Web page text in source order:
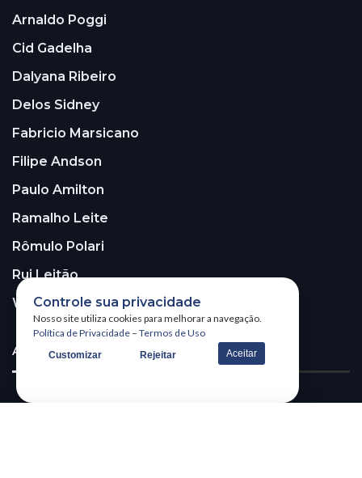
Arnaldo Poggi
Cid Gadelha
Dalyana Ribeiro
Delos Sidney
Fabricio Marsicano
Filipe Andson
Paulo Amilton
Ramalho Leite
Rômulo Polari
Rui Leitão
Walter Santos
ASSINE A NOSSA NEWSLETTER!
Controle sua privacidade
Nosso site utiliza cookies para melhorar a navegação.
Política de Privacidade – Termos de Uso
Customizar Rejeitar Aceitar